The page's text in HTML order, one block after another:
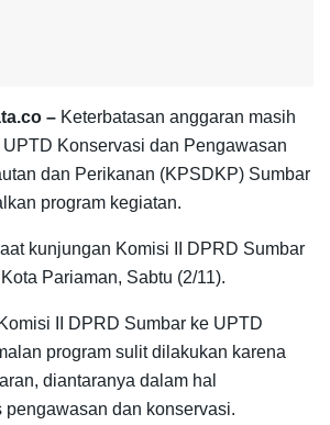
– Keterbatasan anggaran masih
Konservasi dan Pengawasan
dan Perikanan (KPSDKP) Sumbar
program kegiatan.
kunjungan Komisi II DPRD Sumbar
Pariaman, Sabtu (2/11).
II DPRD Sumbar ke UPTD
program sulit dilakukan karena
diantaranya dalam hal
pengawasan dan konservasi.